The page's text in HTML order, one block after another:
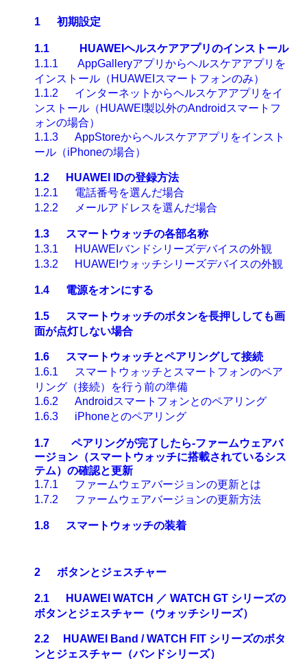
1 初期設定
1.1 HUAWEIヘルスケアアプリのインストール
1.1.1
AppGalleryアプリからヘルスケアアプリを
インストール（ HUAWEI スマートフォンのみ）
1.1.2
インターネットからヘルスケアアプリをイ
ンストール（ HUAWEI製以外のAndroid スマートフ
ォンの場合）
1.1.3
AppStoreからヘルスケアアプリをインスト
ール（iPhoneの場合）
1.2 HUAWEI IDの登録方法
1.2.1
電話番号を選んだ場合
1.2.2
メールアドレスを選んだ場合
1.3
スマートウォッチの各部名称
1.3.1
HUAWEIバンドシリーズデバイスの外観
1.3.2
HUAWEI ウォッチシリーズデバイスの外観
1.4 電源をオンにする
1.5
スマートウォッチのボタンを長押ししても画
面が点灯しない場合
1.6
スマートウォッチとペアリングして接続
1.6.1
スマートウォッチとスマートフォンのペア
リング（接続）を行う前の準備
1.6.2
Android スマートフォンとのペアリング
1.6.3
iPhoneとのペアリング
1.7 ペアリングが完了したら-ファームウェアバ
ージョン（スマートウォッチに搭載されているシス
テム）の確認と更新
1.7.1
ファームウェアバージョンの更新とは
1.7.2
ファームウェアバージョンの更新方法
1.8 スマートウォッチの装着
2 ボタンとジェスチャー
2.1 HUAWEI WATCH ／ WATCH GT シリーズの
ボタンとジェスチャー（ウォッチシリーズ）
2.2 HUAWEI Band / WATCH FIT シリーズのボタ
ンとジェスチャー（バンドシリーズ）